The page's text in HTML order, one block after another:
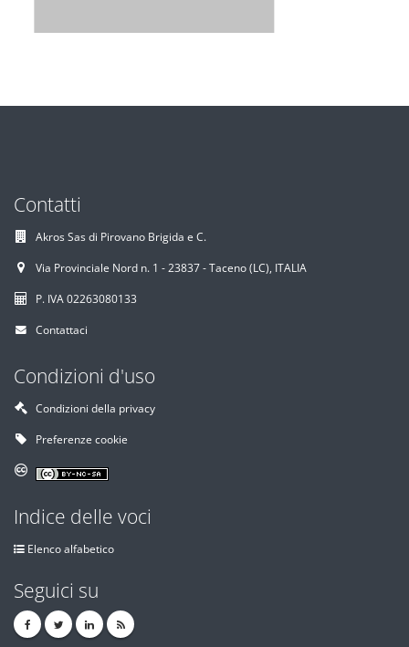
Contatti
Akros Sas di Pirovano Brigida e C.
Via Provinciale Nord n. 1 - 23837 - Taceno (LC), ITALIA
P. IVA 02263080133
Contattaci
Condizioni d'uso
Condizioni della privacy
Preferenze cookie
Indice delle voci
Elenco alfabetico
Seguici su